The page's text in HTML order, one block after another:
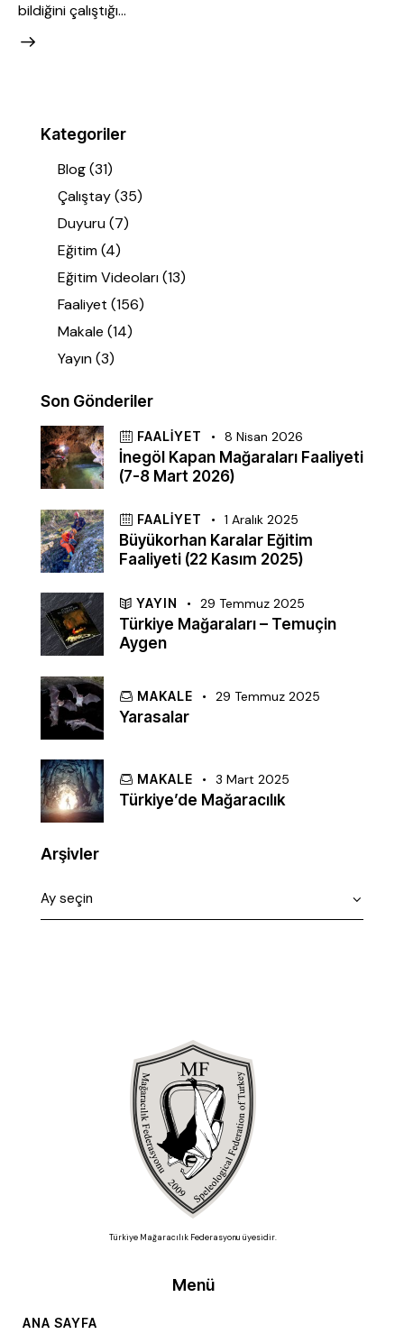
bildiğini çalıştığı…
Kategoriler
Blog(31)
Çalıştay(35)
Duyuru(7)
Eğitim(4)
Eğitim Videoları(13)
Faaliyet (156)
Makale (14)
Yayın(3)
Son Gönderiler
FAALIYET 8 Nisan 2026
İnegöl Kapan Mağaraları Faaliyeti
(7-8 Mart 2026)
FAALIYET 1 Aralık 2025
Büyükorhan Karalar Eğitim
Faaliyeti (22 Kasım 2025)
YAYIN 29 Temmuz 2025
Türkiye Mağaraları – Temuçin
Aygen
MAKALE 29 Temmuz 2025
Yarasalar
MAKALE 3 Mart 2025
Türkiye’de Mağaracılık
Arşivler
Türkiye Mağaracılık Federasyonu üyesidir.
Menü
ANA SAYFA